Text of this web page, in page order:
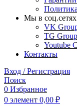
Мы в соц.сетях
VK
TG
Youtube
Контакты
Вход / Регистрация
Поиск
0 Избранное
0 элемент 0,00 ₽